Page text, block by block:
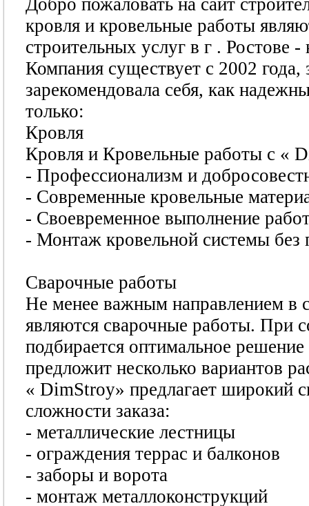
Добро пожаловать на сайт
кровля и кровельные работы
строительных услуг в г . Ростове
Компания существует с 2002 года,
зарекомендовала себя, как
только:
Кровля
Кровля и Кровельные работы с «
- Профессионализм и
- Современные кровельные
- Своевременное выполнение
- Монтаж кровельной системы без
Сварочные работы
Не менее важным направлением в
являются сварочные работы. При
подбирается оптимальное
предложит несколько вариантов
« DimStroy» предлагает широкий
сложности заказа:
- металлические лестницы
- ограждения террас и балконов
- заборы и ворота
- монтаж металлоконструкций